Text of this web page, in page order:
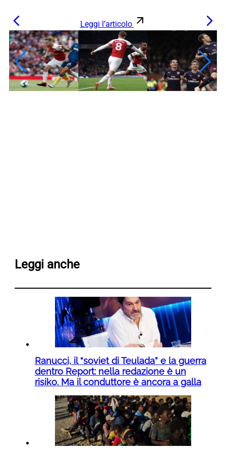
Leggi l’articolo
Leggi anche
Ranucci, il “soviet di Teulada” e la guerra
dentro Report: nella redazione è un
risiko. Ma il conduttore è ancora a galla